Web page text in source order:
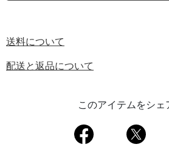
送料について
配送と返品について
このアイテムをシェ